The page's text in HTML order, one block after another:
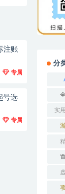
注账
专属
号选
专属
分
实